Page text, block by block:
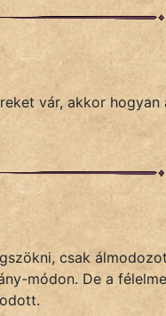
vár, akkor
csak
módon. De a